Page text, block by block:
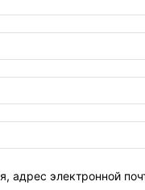
адрес электронной